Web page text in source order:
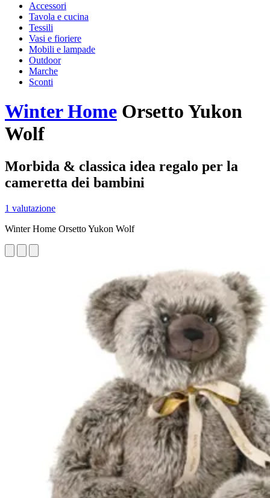
Accessori
Tavola e cucina
Tessili
Vasi e fioriere
Mobili e lampade
Outdoor
Marche
Sconti
Winter Home Orsetto Yukon
Wolf
Morbida & classica idea regalo per la
cameretta dei bambini
1 valutazione
Winter Home Orsetto Yukon Wolf